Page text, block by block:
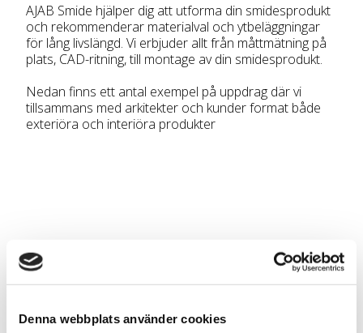
Denna webbplats använder cookies
AJAB Smide hjälper dig att utforma din smidesprodukt
och rekommenderar materialval och ytbeläggningar
för lång livslängd. Vi erbjuder allt från måttmätning på
plats, CAD-ritning, till montage av din smidesprodukt.
Nedan finns ett antal exempel på uppdrag där vi
tillsammans med arkitekter och kunder format både
exteriöra och interiöra produkter